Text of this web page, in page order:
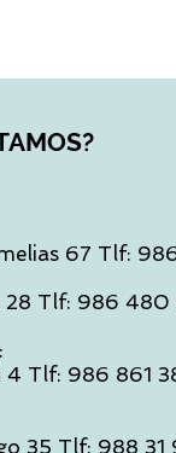
67 Tlf:
28 Tlf: 986 480
4 Tlf: 986 861
35 Tlf: 988 31